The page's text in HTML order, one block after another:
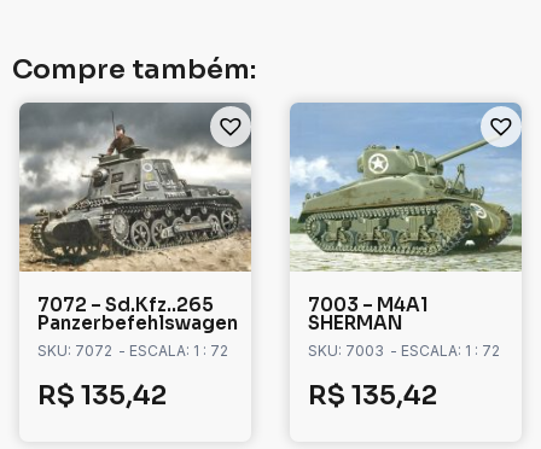
Compre também:
7072 – Sd.Kfz..265
Panzerbefehlswagen
SKU: 7072 - ESCALA: 1 : 72
R$ 135,42
7003 – M4A1
SHERMAN
SKU: 7003 - ESCALA: 1 : 72
R$ 135,42